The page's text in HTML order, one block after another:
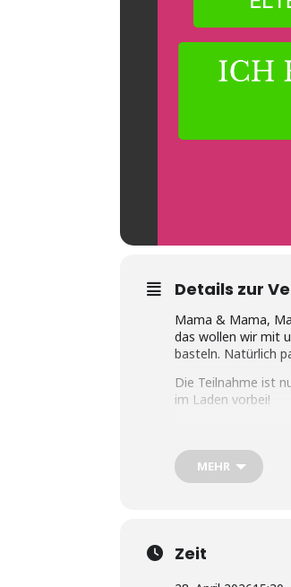
Details zur
Mama & Mama,
das wollen wir mit
basteln. Natürlich
Die Teilnahme ist
im Laden vorbei!
Bei der Teilnahme
MEHR
Zeit